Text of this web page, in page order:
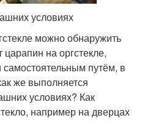
условиях
можно обнаружить
на оргстекле,
путём, в
же выполняется
условиях? Как
например на дверцах